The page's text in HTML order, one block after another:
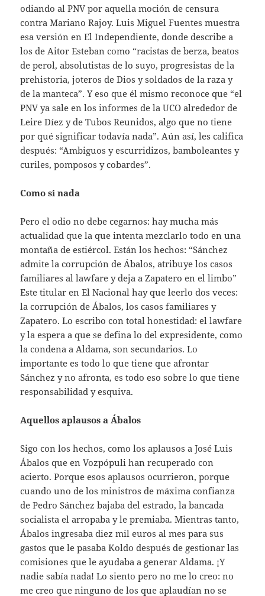
odiando al PNV por aquella moción de censura
contra Mariano Rajoy. Luis Miguel Fuentes muestra
esa versión en El Independiente, donde describe a
los de Aitor Esteban como “racistas de berza, beatos
de perol, absolutistas de lo suyo, progresistas de la
prehistoria, joteros de Dios y soldados de la raza y
de la manteca”. Y eso que él mismo reconoce que “el
PNV ya sale en los informes de la UCO alrededor de
Leire Díez y de Tubos Reunidos, algo que no tiene
por qué significar todavía nada”. Aún así, les califica
después: “Ambiguos y escurridizos, bamboleantes y
curiles, pomposos y cobardes”.
Como si nada
Pero el odio no debe cegarnos: hay mucha más
actualidad que la que intenta mezclarlo todo en una
montaña de estiércol. Están los hechos: “Sánchez
admite la corrupción de Ábalos, atribuye los casos
familiares al lawfare y deja a Zapatero en el limbo”
Este titular en El Nacional hay que leerlo dos veces:
la corrupción de Ábalos, los casos familiares y
Zapatero. Lo escribo con total honestidad: el lawfare
y la espera a que se defina lo del expresidente, como
la condena a Aldama, son secundarios. Lo
importante es todo lo que tiene que afrontar
Sánchez y no afronta, es todo eso sobre lo que tiene
responsabilidad y esquiva.
Aquellos aplausos a Ábalos
Sigo con los hechos, como los aplausos a José Luis
Ábalos que en Vozpópuli han recuperado con
acierto. Porque esos aplausos ocurrieron, porque
cuando uno de los ministros de máxima confianza
de Pedro Sánchez bajaba del estrado, la bancada
socialista el arropaba y le premiaba. Mientras tanto,
Ábalos ingresaba diez mil euros al mes para sus
gastos que le pasaba Koldo después de gestionar las
comisiones que le ayudaba a generar Aldama. ¡Y
nadie sabía nada! Lo siento pero no me lo creo: no
me creo que ninguno de los que aplaudían no se